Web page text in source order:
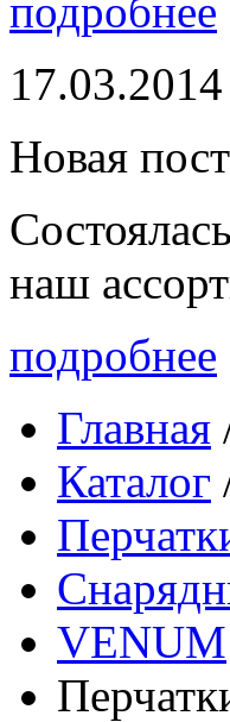
подробнее
17.03.2014
Новая
наш
подробнее
Главная
Каталог
VENUM